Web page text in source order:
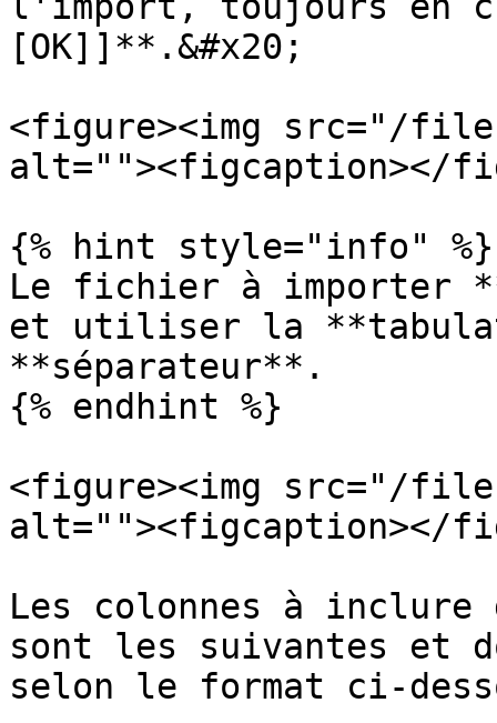
[OK]]**.&#x20;
<figure><img src="/files/
alt=""><figcaption></
{% hint style="info" %}
Le fichier à importer
et utiliser la
**séparateur**.
{% endhint %}
<figure><img src="/files/
alt=""><figcaption></
Les colonnes à inclure
sont les suivantes et
selon le format ci-